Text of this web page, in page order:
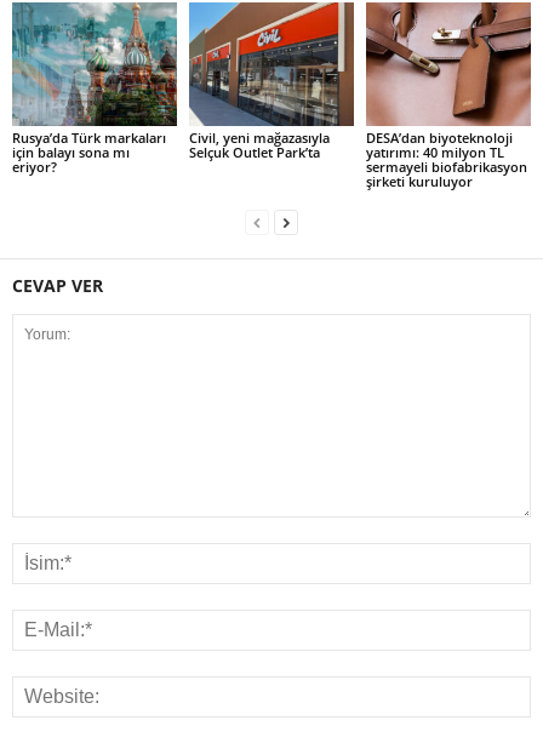
Rusya’da Türk markaları
için balayı sona mı
eriyor?
Civil, yeni mağazasıyla
Selçuk Outlet Park’ta
DESA’dan biyoteknoloji
yatırımı: 40 milyon TL
sermayeli biofabrikasyon
şirketi kuruluyor
CEVAP VER